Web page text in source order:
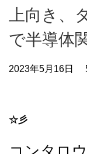
上向き、
で半導体
2023年5月16日
☆彡